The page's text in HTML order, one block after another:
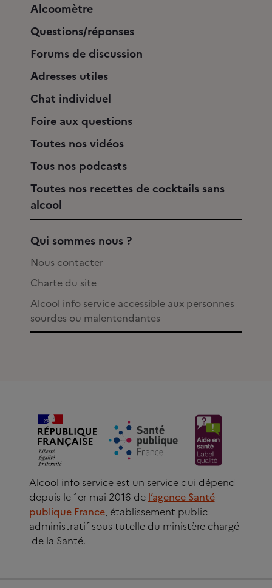
Alcoomètre
Questions/réponses
Forums de discussion
Adresses utiles
Chat individuel
Foire aux questions
Toutes nos vidéos
Tous nos podcasts
Toutes nos recettes de cocktails sans
alcool
Qui sommes nous ?
Nous contacter
Charte du site
Alcool info service accessible aux personnes
sourdes ou malentendantes
Alcool info service est un service qui dépend
depuis le 1er mai 2016 de l’agence Santé
publique France, établissement public
administratif sous tutelle du ministère chargé
de la Santé.